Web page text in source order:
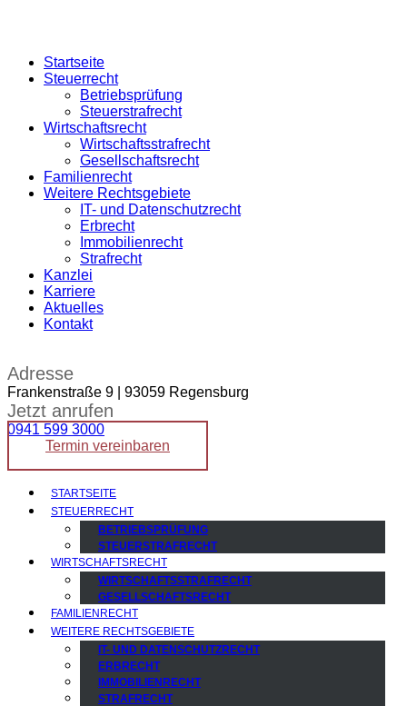
Startseite
Steuerrecht
Betriebsprüfung
Steuerstrafrecht
Wirtschaftsrecht
Wirtschaftsstrafrecht
Gesellschaftsrecht
Familienrecht
Weitere Rechtsgebiete
IT- und Datenschutzrecht
Erbrecht
Immobilienrecht
Strafrecht
Kanzlei
Karriere
Aktuelles
Kontakt
Adresse
Frankenstraße 9 | 93059 Regensburg
Jetzt anrufen
0941 599 3000
Termin vereinbaren
STARTSEITE
STEUERRECHT
BETRIEBSPRÜFUNG
STEUERSTRAFRECHT
WIRTSCHAFTSRECHT
WIRTSCHAFTSSTRAFRECHT
GESELLSCHAFTSRECHT
FAMILIENRECHT
WEITERE RECHTSGEBIETE
IT- UND DATENSCHUTZRECHT
ERBRECHT
IMMOBILIENRECHT
STRAFRECHT